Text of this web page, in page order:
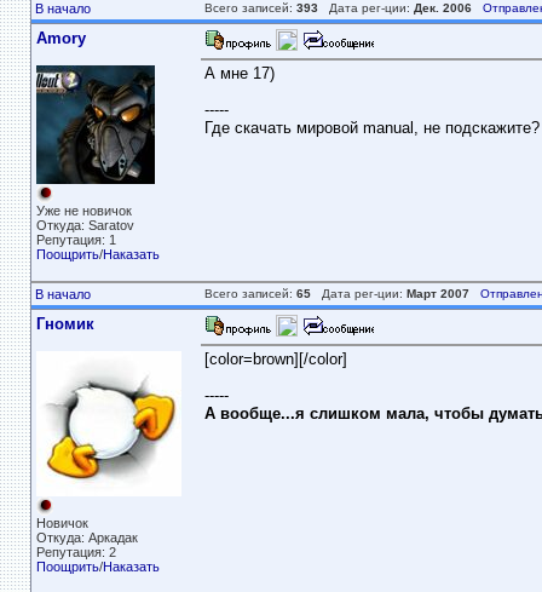
В начало Всего записей: 393Дата рег-ции: Дек. 2006
Amory
Уже не новичок
Откуда: Saratov
Репутация: 1
Поощрить/Наказать
А мне 17)
-----
Где скачать мировой manual, не подскажите?
В начало Всего записей: 65Дата рег-ции: Март 2007
Гномик
Новичок
Откуда: Аркадак
Репутация: 2
Поощрить/Наказать
[color=brown][/color]
-----
А вообще...я слишком мала, чтобы